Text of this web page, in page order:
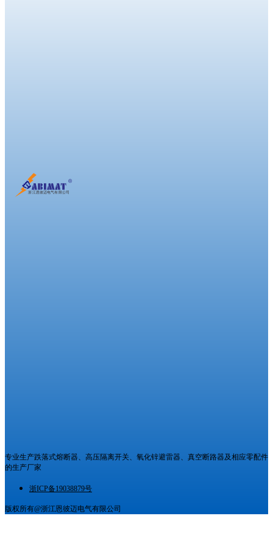
专业生产跌落式熔断器、高压隔离开关、氧化锌避雷器、真空断路器及相应零配件
的生产厂家
浙ICP备19038879号
版权所有@浙江恩彼迈电气有限公司